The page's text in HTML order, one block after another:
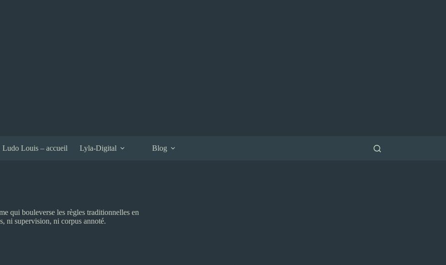
Ludo Louis – accueil Lyla-Digital Blog
qui bouleverse les règles traditionnelles en
ni supervision, ni corpus annoté.